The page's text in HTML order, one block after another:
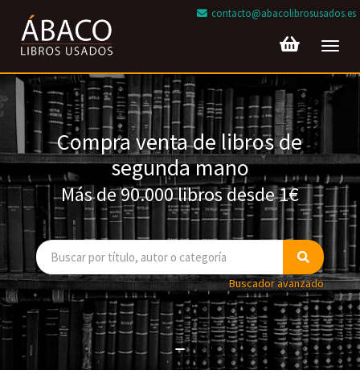
contacto@abacolibrosusados.es
Compra venta de libros de
segunda mano
Más de 90.000 libros desde 1€
Buscador avanzado